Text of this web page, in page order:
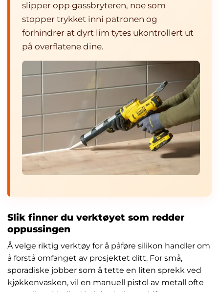
slipper opp gassbryteren, noe som
stopper trykket inni patronen og
forhindrer at dyrt lim tytes ukontrollert ut
på overflatene dine.
Slik finner du verktøyet som redder
oppussingen
Å velge riktig verktøy for å påføre silikon handler om
å forstå omfanget av prosjektet ditt. For små,
sporadiske jobber som å tette en liten sprekk ved
kjøkkenvasken, vil en manuell pistol av metall ofte